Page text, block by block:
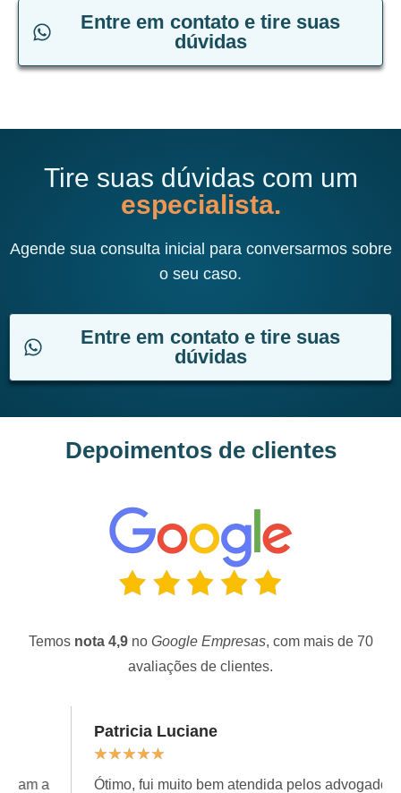
Entre em contato e tire suas
dúvidas
Tire suas dúvidas com um
especialista.
Agende sua consulta inicial para conversarmos sobre
o seu caso.
Entre em contato e tire suas
dúvidas
Depoimentos de clientes
Temos nota 4,9 no Google Empresas, com mais de 70
avaliações de clientes.
Patricia Luciane
★
Ótimo, fui muito bem atendida pelos advogados e